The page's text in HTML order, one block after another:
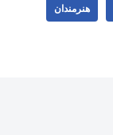
هنرمندان